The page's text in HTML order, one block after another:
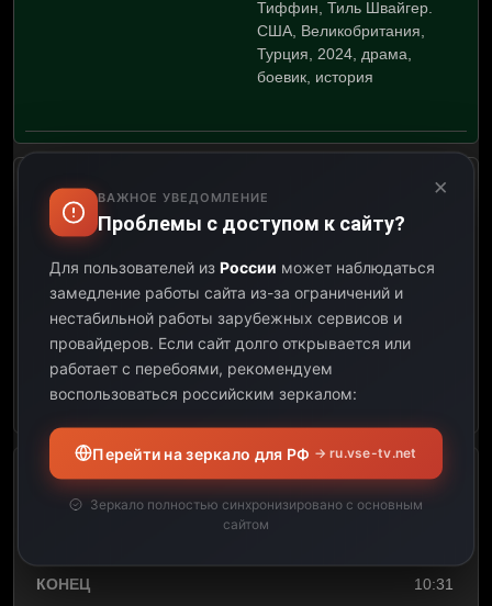
Тиффин, Тиль Швайгер.
США, Великобритания,
Турция, 2024, драма,
боевик, история
х/ф Флаги наших отцов
Открыть описание
х/ф Нюрнберг
10:31
×
ВАЖНОЕ УВЕДОМЛЕНИЕ
Проблемы с доступом к сайту?
Для пользователей из России может наблюдаться
замедление работы сайта из-за ограничений и
нестабильной работы зарубежных сервисов и
провайдеров. Если сайт долго открывается или
работает с перебоями, рекомендуем
воспользоваться российским зеркалом:
Перейти на зеркало для РФ → ru.vse-tv.net
Зеркало полностью синхронизировано с основным
сайтом